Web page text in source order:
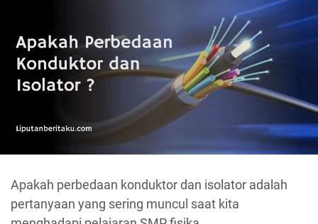
Apakah perbedaan konduktor dan isolator adalah
pertanyaan yang sering muncul saat kita